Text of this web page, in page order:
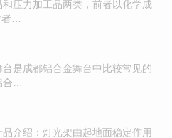
压力加工品两类，前者以化学成
…
是成都铝合金舞台中比较常见的
合…
品介绍：灯光架由起地面稳定作用